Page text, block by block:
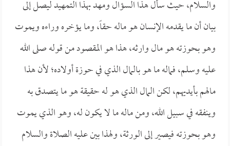
والسلام، حيث سأل هذا السؤال ومهد بهذا التمهيد ليصل إلى
بيان أن ما يقدمه الإنسان هو ماله حقاً، وما يؤخره وراءه ويموت
وهو بحوزته هو مال وارثه، هذا هو المقصود من قوله صلى الله
عليه وسلم، فماله ما هو بالمال الذي في حوزة أولاده؛ لأن هذا
مالهم بأيديهم، لكن المال الذي هو له حقيقة هو ما يتصدق به
وينفقه في سبيل الله، ومن ماله ما لا يكون له، وهو الذي يموت
وهو بحوزته فيصير إلى الورثة، ولهذا بين عليه الصلاة والسلام